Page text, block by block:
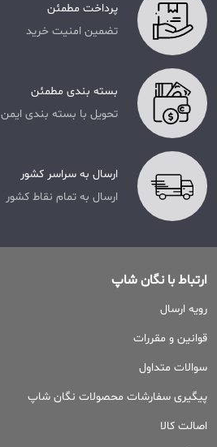
پرداخت مطمئن
تضمین امنیت خرید
بسته بندی مطمئن
تحویل با بسته بندی ایمن
ارسال به سراسر کشور
ارسال به تمام نقاط کشور
ارتباط با نگان شاپ
رویه ارسال
قوانین و مقررات
سوالات متداول
پیگیری سفارشات محصولات نگان شاپ
اصالت کالا